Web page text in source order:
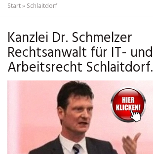
Start» Schlaitdorf
Kanzlei Dr. Schmelzer
Rechtsanwalt für IT- und
Arbeitsrecht Schlaitdorf.